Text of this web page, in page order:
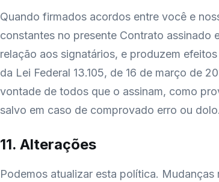
Quando firmados acordos entre você e
constantes no presente Contrato assinado
relação aos signatários, e produzem
da Lei Federal 13.105, de 16 de março de
vontade de todos que o assinam, como
salvo em caso de comprovado erro ou dolo.
11. Alterações
Podemos atualizar esta política.